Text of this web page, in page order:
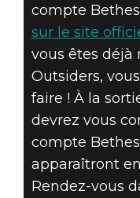
compte
sur le site
vous êtes déjà
Outsiders,
faire ! À la
devrez vous
compte
apparaîtront
Rendez-vous